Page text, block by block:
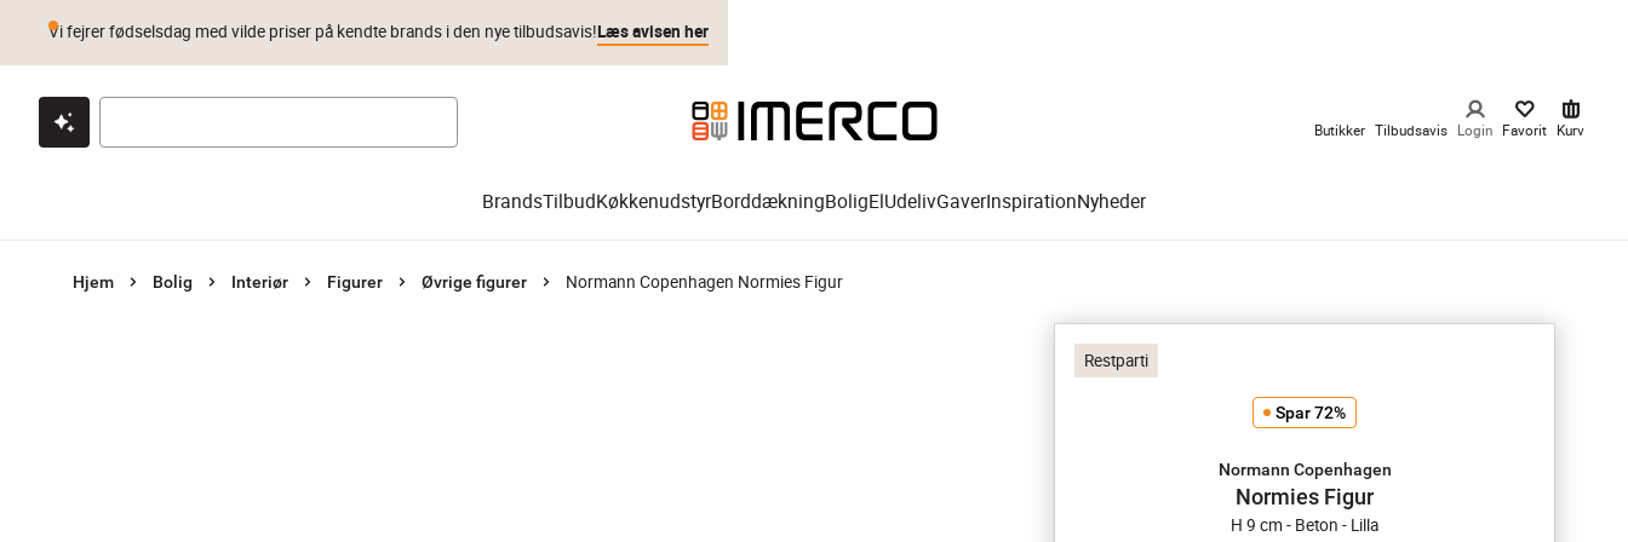
Klik & hent Byt i 1 år Prismatch
Vi fejrer fødselsdag med vilde priser på kendte brands i den nye tilbudsavis!Læs avisen her
Butikker Tilbudsavis Login Favorit Kurv
BrandsTilbudKøkkenudstyrBorddækningBoligElUdelivGaverInspirationNyheder
Hjem Bolig Interiør Figurer Øvrige figurer Normann Copenhagen Normies Figur
Restparti
Spar 72%
Normann Copenhagen
Normies Figur
H 9 cm - Beton - Lilla